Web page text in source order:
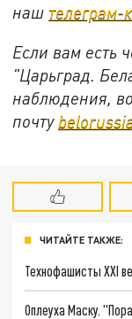
наш телеграм-
Если вам есть
"Царьград.
наблюдения,
почту
ЧИТАЙТЕ ТАКЖЕ:
Технофашисты XXI
Оплеуха Маску.